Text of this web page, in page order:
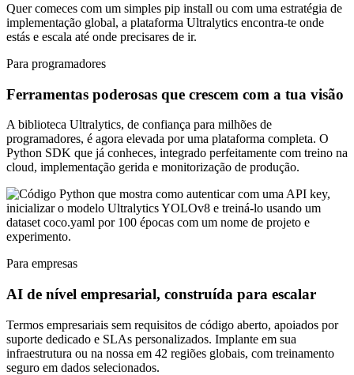
Quer comeces com um simples pip install ou com uma estratégia de
implementação global, a plataforma Ultralytics encontra-te onde
estás e escala até onde precisares de ir.
Para programadores
Ferramentas poderosas que crescem com a tua visão
A biblioteca Ultralytics, de confiança para milhões de
programadores, é agora elevada por uma plataforma completa. O
Python SDK que já conheces, integrado perfeitamente com treino na
cloud, implementação gerida e monitorização de produção.
Para empresas
AI de nível empresarial, construída para escalar
Termos empresariais sem requisitos de código aberto, apoiados por
suporte dedicado e SLAs personalizados. Implante em sua
infraestrutura ou na nossa em 42 regiões globais, com treinamento
seguro em dados selecionados.